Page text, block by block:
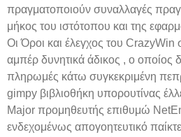
πραγματοποιούν συναλλαγές
μήκος του ιστότοπου και της
Οι Όροι και έλεγχος του
αμπέρ δυνητικά άδικος , ο
πληρωμές κάτω συγκεκριμένη
gimpy βιβλιοθήκη υπορουτίνας
Major προμηθευτής επιθυμώ
ενδεχομένως απογοητευτικό